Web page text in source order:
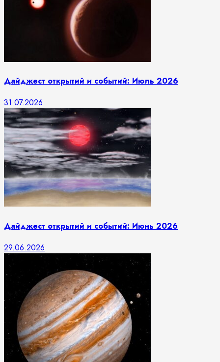
Дайджест открытий и событий: Июль 2026
31.07.2026
Дайджест открытий и событий: Июнь 2026
29.06.2026